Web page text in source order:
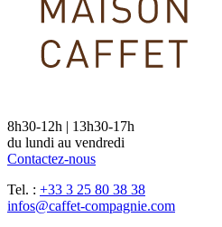
8h30-12h | 13h30-17h
du lundi au vendredi
Contactez-nous
Tel. : +33 3 25 80 38 38
infos@caffet-compagnie.com